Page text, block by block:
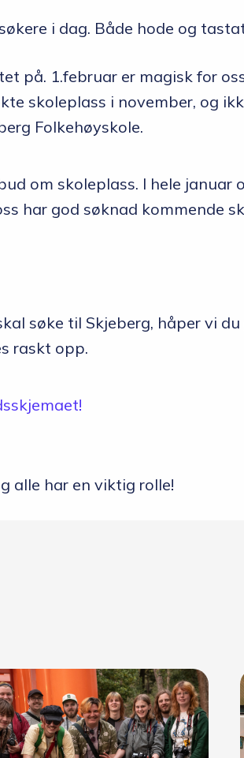
i dag. Både hode og
på. 1.februar er magisk for
skoleplass i november, og
Folkehøyskole.
om skoleplass. I hele januar
har god søknad kommende
søke til Skjeberg, håper vi
raskt opp.
alle har en viktig rolle!